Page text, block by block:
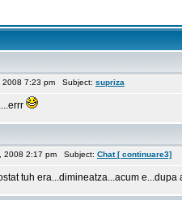
2008 7:23 pm Subject: supriza
2008 2:17 pm Subject: Chat [ continuare3]
tuh era...dimineatza...acum e...dupa